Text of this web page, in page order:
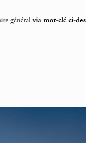
généralvia mot-clé ci-